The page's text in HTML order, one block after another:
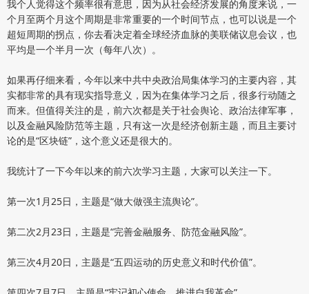
我个人觉得这个频率很有意思，因为从社会经济发展的角度来说，一
个月至两个月这个周期是非常重要的一个时间节点，也可以说是一个
超短周期的拐点，你去看决定着全球经济血脉的美联储议息会议，也
平均是一个半月一次（每年八次）。
如果再仔细来看，今年以来中共中央政治局集体学习的主要内容，其
实都非常的具有现实指导意义，因为在集体学习之后，很多行动随之
而来。但值得关注的是，前六次都是关于社会舆论、政治法律军事，
以及金融风险防范等主题，只有这一次是经济创新主题，而且主要讨
论的是“区块链”，这个意义还是很大的。
我统计了一下今年以来的前六次学习主题，大家可以关注一下。
第一次1月25日，主题是“做大做强主流舆论”。
第二次2月23日，主题是“完善金融服务、防范金融风险”。
第三次4月20日，主题是“五四运动的历史意义和时代价值”。